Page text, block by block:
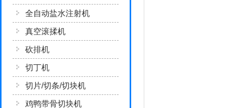
全自动盐水注射机
真空滚揉机
砍排机
切丁机
切片/切条/切块机
鸡鸭带骨切块机